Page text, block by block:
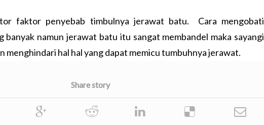
faktor penyebab timbulnya jerawat batu. Cara mengobati
banyak namun jerawat batu itu sangat membandel maka sayangi
menghindari hal hal yang dapat memicu tumbuhnya jerawat.
Share story